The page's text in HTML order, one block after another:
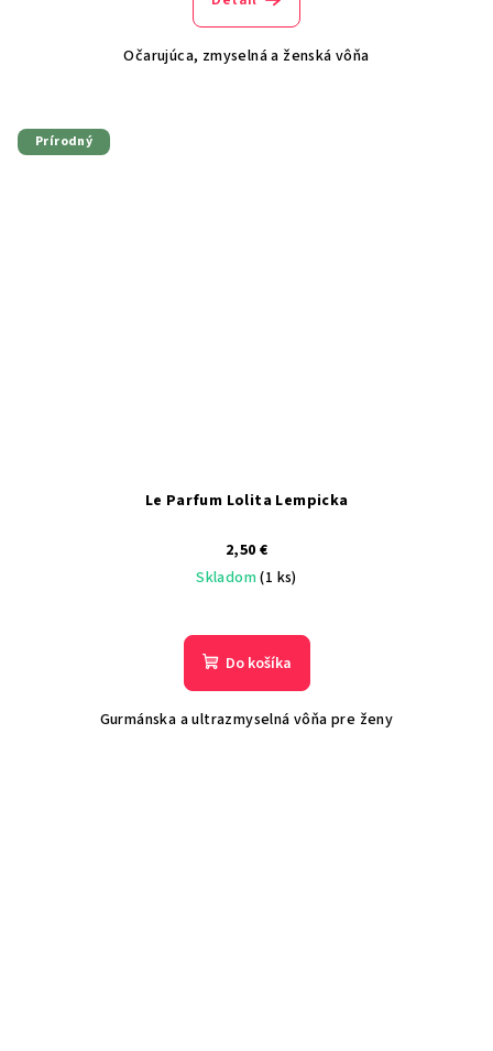
Očarujúca, zmyselná a ženská vôňa
Prírodný
Le Parfum Lolita Lempicka
2,50 €
Skladom(1 ks)
Do košíka
Gurmánska a ultrazmyselná vôňa pre ženy